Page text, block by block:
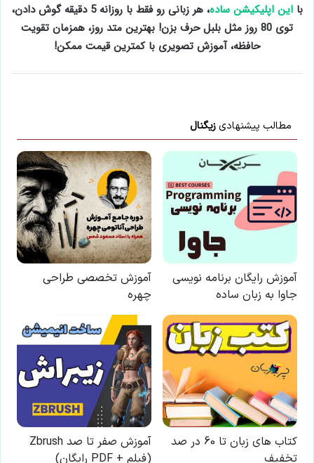
بااین اپلیکیشن ساده
، هر زبانی رو فقط با روزانه 5 دقیقه گوش دادن،
توی 80 روز مثل بلبل حرف بزن! بهترین متد روز، همزمان تقویت
حافظه، آموزش تصویری با کمترین قیمت ممکن!